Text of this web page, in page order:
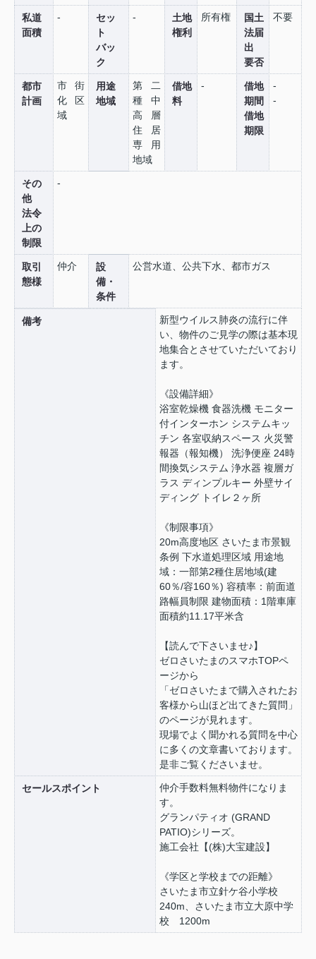
私道
面積
-
セッ
ト
バッ
ク
-
土地
権利
所有権
国土
法届
出
要否
不要
都市
計画
市街
化区
域
用途
地域
第二
種中
高層
住居
専用
地域
借地
料
-
借地
期間
借地
期限
-
-
その
他
法令
上の
制限
-
取引
態様
仲介
設
備・
条件
公営水道、公共下水、都市ガス
備考
新型ウイルス肺炎の流行に伴
い、物件のご見学の際は基本現
地集合とさせていただいており
ます。
《設備詳細》
浴室乾燥機 食器洗機 モニター
付インターホン システムキッ
チン 各室収納スペース 火災警
報器（報知機） 洗浄便座 24時
間換気システム 浄水器 複層ガ
ラス ディンプルキー 外壁サイ
ディング トイレ２ヶ所
《制限事項》
20m高度地区 さいたま市景観
条例 下水道処理区域 用途地
域：一部第2種住居地域(建
60％/容160％) 容積率：前面道
路幅員制限 建物面積：1階車庫
面積約11.17平米含
【読んで下さいませ♪】
ゼロさいたまのスマホTOPペ
ージから
「ゼロさいたまで購入されたお
客様から山ほど出てきた質問」
のページが見れます。
現場でよく聞かれる質問を中心
に多くの文章書いております。
是非ご覧くださいませ。
セールスポイント
仲介手数料無料物件になりま
す。
グランパティオ (GRAND
PATIO)シリーズ。
施工会社【(株)大宝建設】
《学区と学校までの距離》
さいたま市立針ケ谷小学校
240m、さいたま市立大原中学
校 1200m